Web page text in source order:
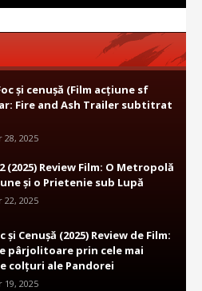
și cenușă (Film acțiune sf
Fire and Ash Trailer subtitrat
2025
(2025) Review Film: O Metropolă
și o Prietenie sub Lupă
2025
și Cenușă (2025) Review de Film:
pârjolitoare prin cele mai
colțuri ale Pandorei
2025